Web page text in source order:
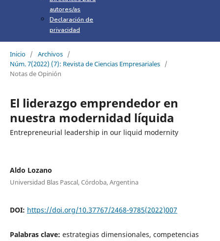
autores/as
Declaración de
privacidad
Inicio / Archivos /
Núm. 7(2022) (7): Revista de Ciencias Empresariales /
Notas de Opinión
El liderazgo emprendedor en
nuestra modernidad líquida
Entrepreneurial leadership in our liquid modernity
Aldo Lozano
Universidad Blas Pascal, Córdoba, Argentina
DOI: https://doi.org/10.37767/2468-9785(2022)007
Palabras clave: estrategias dimensionales, competencias